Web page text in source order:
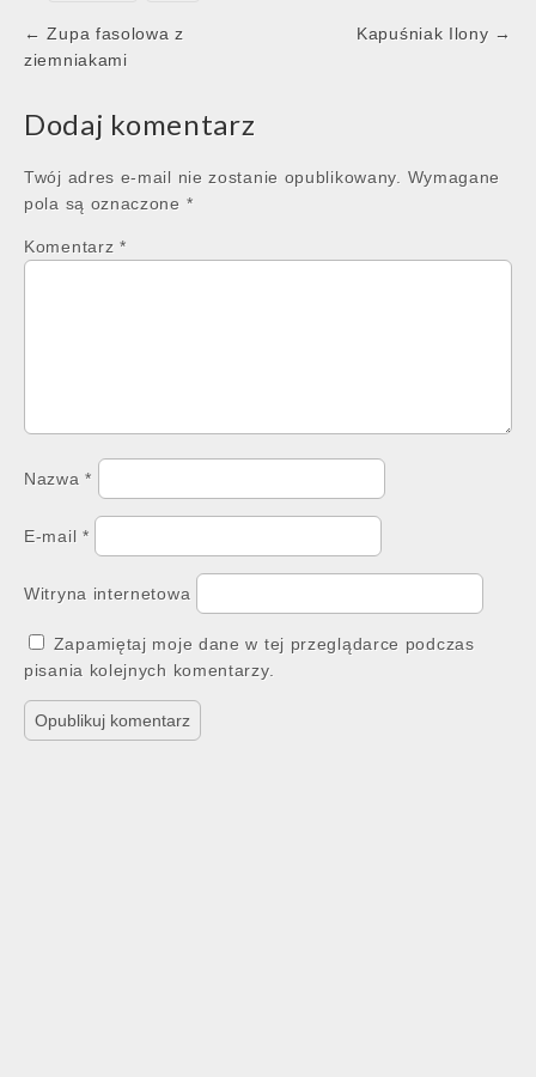
Post
navigation
← Zupa fasolowa z
ziemniakami
Kapuśniak Ilony →
Dodaj komentarz
Twój adres e-mail nie zostanie opublikowany.
Wymagane
pola są oznaczone *
Komentarz *
Nazwa*
E-mail *
Witryna internetowa
Zapamiętaj moje dane w tej przeglądarce podczas
pisania kolejnych komentarzy.